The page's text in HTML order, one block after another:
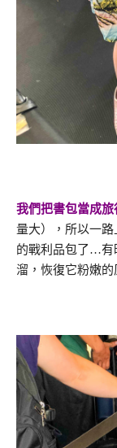
我們把書包當成旅
量大），所以一
的戰利品包了…有
溜，恢復它粉嫩的